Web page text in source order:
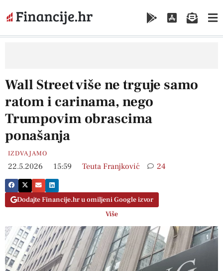
Wall Street više ne trguje samo
ratom i carinama, nego
Trumpovim obrascima
ponašanja
IZDVAJAMO
22.5.2026 15:59 Teuta Franjković 24
Dodajte Financije.hr u omiljeni Google izvor
Više